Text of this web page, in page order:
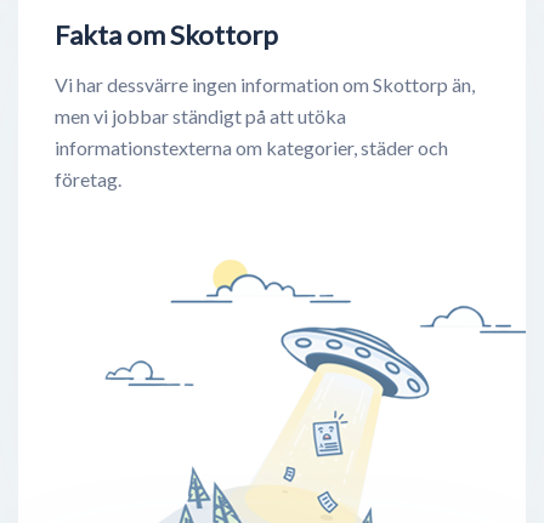
Fakta om Skottorp
Vi har dessvärre ingen information om Skottorp än,
men vi jobbar ständigt på att utöka
informationstexterna om kategorier, städer och
företag.